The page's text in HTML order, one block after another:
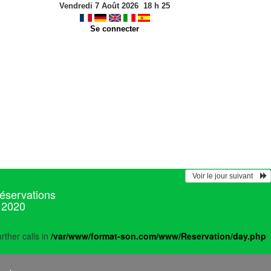
Vendredi 7 Août 2026 18 h 25
Se connecter
  Voir le jour suivant
calls in /var/www/format-son.com/www/Reservation/day.php